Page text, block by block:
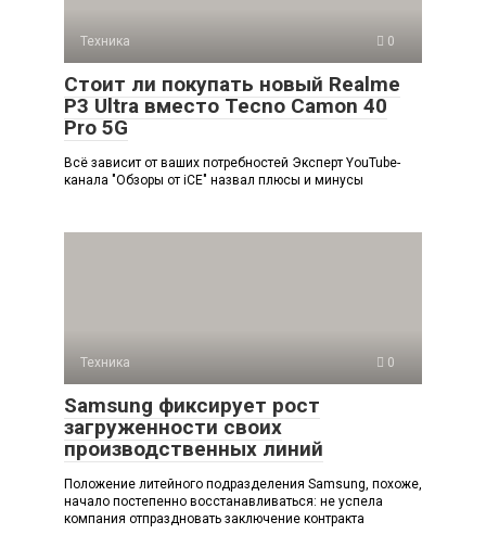
Техника 0
Стоит ли покупать новый Realme
P3 Ultra вместо Tecno Camon 40
Pro 5G
Всё зависит от ваших потребностей Эксперт YouTube-
канала "Обзоры от iCE" назвал плюсы и минусы
Техника 0
Samsung фиксирует рост
загруженности своих
производственных линий
Положение литейного подразделения Samsung, похоже,
начало постепенно восстанавливаться: не успела
компания отпраздновать заключение контракта